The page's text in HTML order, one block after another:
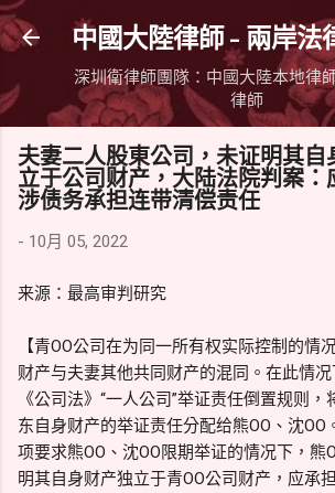
跳到主要內容
中國大陸律師 - 兩岸法
深圳衛律師團隊：中國大陸本地律
律師
夫妻二人股東公司，未证明其自
立于公司财产，大陆法院判案：
涉债务承担连带清偿责任
- 10月 05, 2022
来源：最高审判研究
【青OO公司在为同一所有权实际控制的情
财产与夫妻其他共同财产的混同。在此情
《公司法》“一人公司”举证责任倒置规则
东自身财产的举证责任分配给熊OO、沈
项要求熊OO、沈OO限期举证的情况下，熊
明其自身财产独立于青OO公司财产，应承